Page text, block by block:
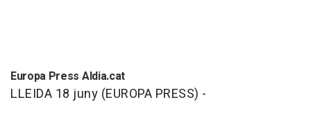
Europa Press Aldia.cat
LLEIDA 18 juny (EUROPA PRESS) -